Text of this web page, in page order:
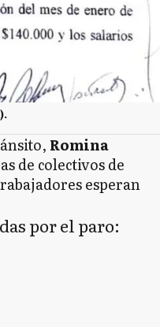
Romina
de colectivos de
esperan
por el paro: